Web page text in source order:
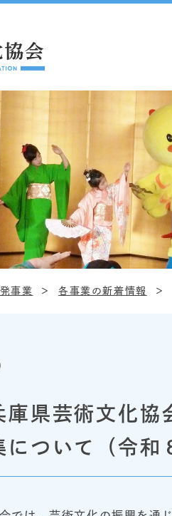
事業 各事業の新着情報
庫県芸術文化
について（令和